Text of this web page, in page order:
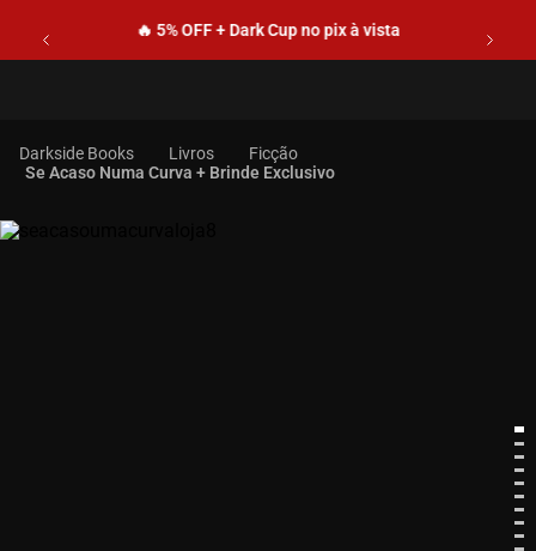
🔥 5% OFF + Dark Cup no pix à vista
Livros
Ficção
Se Acaso Numa Curva + Brinde Exclusivo